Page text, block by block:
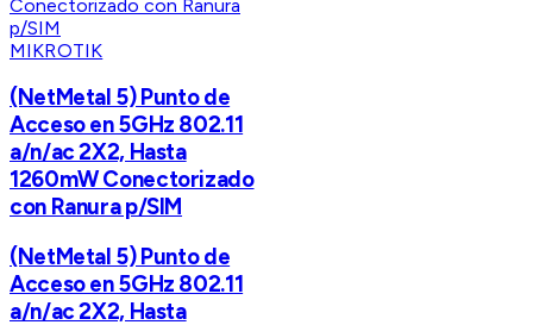
MIKROTIK
(NetMetal 5) Punto de
Acceso en 5GHz 802.11
a/n/ac 2X2, Hasta
1260mW Conectorizado
con Ranura p/SIM
(NetMetal 5) Punto de
Acceso en 5GHz 802.11
a/n/ac 2X2, Hasta